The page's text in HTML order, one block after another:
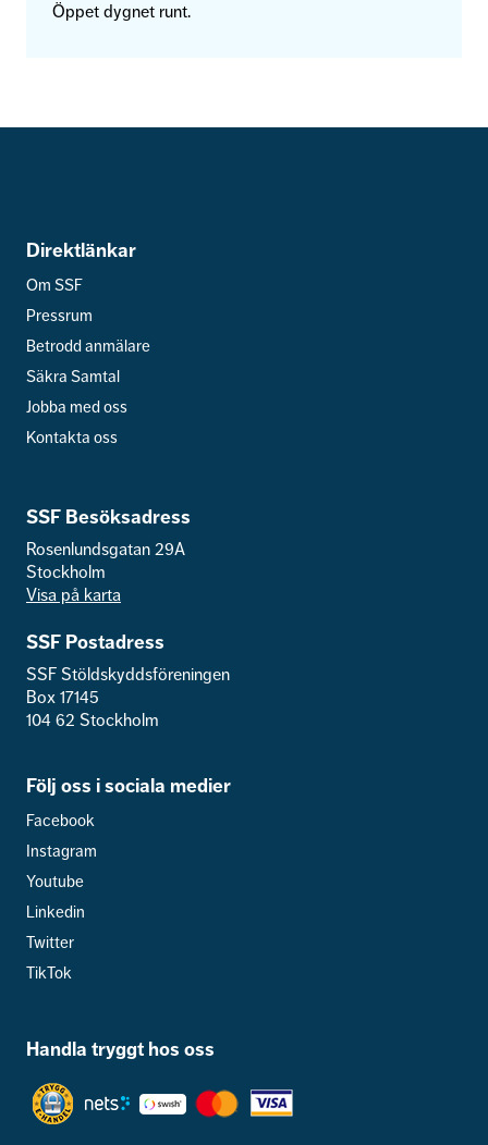
Öppet dygnet runt.
Direktlänkar
Om SSF
Pressrum
Betrodd anmälare
Säkra Samtal
Jobba med oss
Kontakta oss
SSF Besöksadress
Rosenlundsgatan 29A
Stockholm
Visa på karta
SSF Postadress
SSF Stöldskyddsföreningen
Box 17145
104 62 Stockholm
Följ oss i sociala medier
Facebook
Instagram
Youtube
Linkedin
Twitter
TikTok
Handla tryggt hos oss